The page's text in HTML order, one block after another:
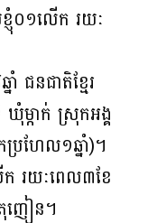
ញុំ០១លេីក រយៈ
ជនជាតិខ្មែរ
ម្កាក់ ស្រុកអង្គ
រហែល១ឆ្នាំ)។
ក រយៈពេល៣ខែ
ញៀន។